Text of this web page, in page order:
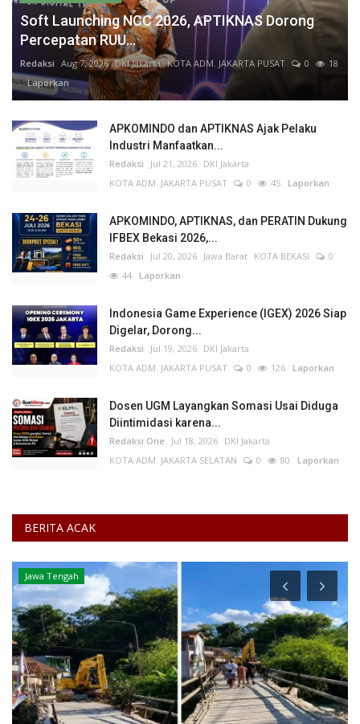
Soft Launching NCC 2026, APTIKNAS Dorong
Percepatan RUU...
Redaksi Aug 7, 2026 DKI Jakarta KOTA ADM. JAKARTA PUSAT 0
18
Laporkan
APKOMINDO dan APTIKNAS Ajak Pelaku
Industri Manfaatkan...
Redaksi Jul 21, 2026 DKI Jakarta
KOTA ADM. JAKARTA PUSAT
0 45 Laporkan
APKOMINDO, APTIKNAS, dan PERATIN Dukung
IFBEX Bekasi 2026,...
Redaksi Jul 20, 2026 Jawa Barat KOTA BEKASI
0
44 Laporkan
Indonesia Game Experience (IGEX) 2026 Siap
Digelar, Dorong...
Redaksi Jul 19, 2026 DKI Jakarta
KOTA ADM. JAKARTA PUSAT
0 126 Laporkan
Dosen UGM Layangkan Somasi Usai Diduga
Diintimidasi karena...
Redaksi One Jul 18, 2026 DKI Jakarta
KOTA ADM. JAKARTA SELATAN
0 80 Laporkan
BERITA ACAK
Keamanan